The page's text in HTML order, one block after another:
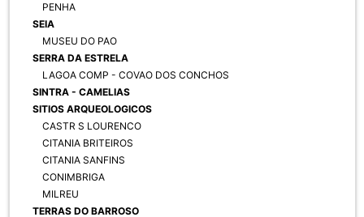
PENHA
SEIA
MUSEU DO PAO
SERRA DA ESTRELA
LAGOA COMP - COVAO DOS CONCHOS
SINTRA - CAMELIAS
SITIOS ARQUEOLOGICOS
CASTR S LOURENCO
CITANIA BRITEIROS
CITANIA SANFINS
CONIMBRIGA
MILREU
TERRAS DO BARROSO